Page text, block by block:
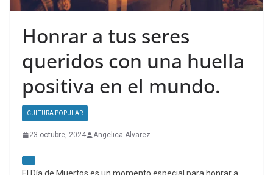
Honrar a tus seres
queridos con una huella
positiva en el mundo.
CULTURA POPULAR
23 octubre, 2024 Angelica Alvarez